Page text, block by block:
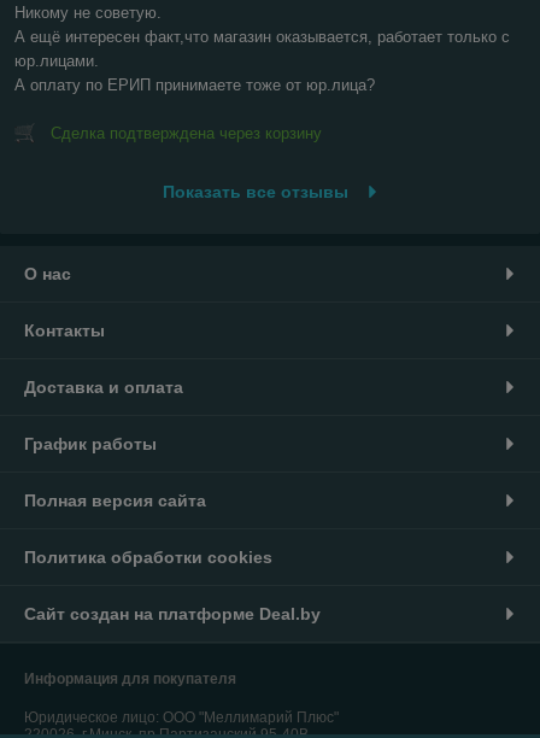
Никому не советую.
А ещё интересен факт,что магазин оказывается, работает только с
юр.лицами.
А оплату по ЕРИП принимаете тоже от юр.лица?
Сделка подтверждена через корзину
Показать все отзывы
О нас
Контакты
Доставка и оплата
График работы
Полная версия сайта
Политика обработки cookies
Сайт создан на платформе Deal.by
Информация для покупателя
Юридическое лицо: ООО "Меллимарий Плюс"
220026, г.Минск, пр.Партизанский,95-40В